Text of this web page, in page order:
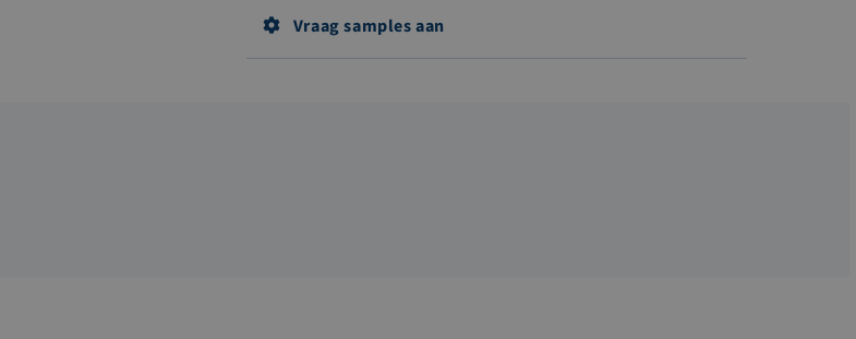
Vraag samples aan